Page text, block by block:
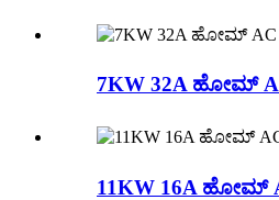
7KW 32A ಹೋಮ್
11KW 16A ಹೋಮ್